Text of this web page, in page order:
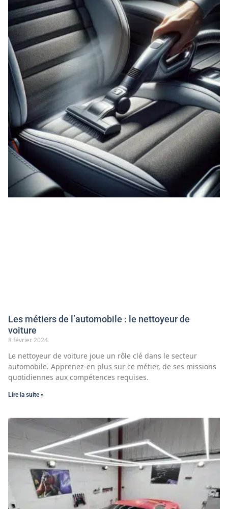
Les métiers de l’automobile : le nettoyeur de
voiture
8 février 2024
Le nettoyeur de voiture joue un rôle clé dans le secteur
automobile. Apprenez-en plus sur ce métier, de ses missions
quotidiennes aux compétences requises.
Lire la suite »